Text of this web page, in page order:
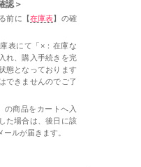
認＞
前に【在庫表】の確
表にて「×：在庫な
れ、購入手続きを完
態となっております
できませんのでご了
の商品をカートへ入
た場合は、後日に該
ルが届きます。